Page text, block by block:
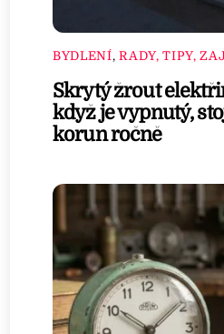
BYDLENÍ,RADY, TIPY,
Skrytý žrout
když je vypnutý,
korun ročně